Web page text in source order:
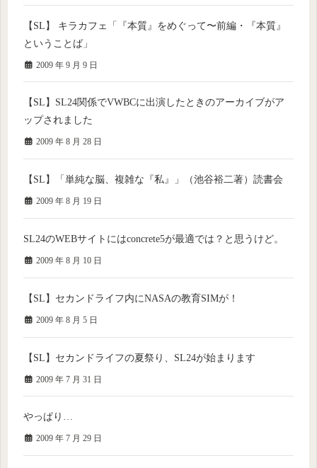
【SL】 キラカフェ「『本質』をめぐって〜前編・『本質』
ということば」
2009 年 9 月 9 日
【SL】SL24関係でVWBCに出演したときのアーカイブがア
ップされました
2009 年 8 月 28 日
【SL】「単純な脳、複雑な『私』」（池谷裕二著）読書会
2009 年 8 月 19 日
SL24のWEBサイトにはconcrete5が最適では？と思うけど。
2009 年 8 月 10 日
【SL】セカンドライフ内にNASAの教育SIMが！
2009 年 8 月 5 日
【SL】セカンドライフの夏祭り、SL24が始まります
2009 年 7 月 31 日
やっぱり…
2009 年 7 月 29 日